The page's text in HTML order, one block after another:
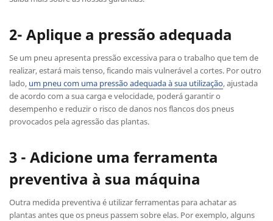
2- Aplique a pressão adequada
Se um pneu apresenta pressão excessiva para o trabalho que tem de
realizar, estará mais tenso, ficando mais vulnerável a cortes. Por outro
lado, um pneu com uma pressão adequada à sua utilização, ajustada
de acordo com a sua carga e velocidade, poderá garantir o
desempenho e reduzir o risco de danos nos flancos dos pneus
provocados pela agressão das plantas.
3 - Adicione uma ferramenta
preventiva à sua máquina
Outra medida preventiva é utilizar ferramentas para achatar as
plantas antes que os pneus passem sobre elas. Por exemplo, alguns